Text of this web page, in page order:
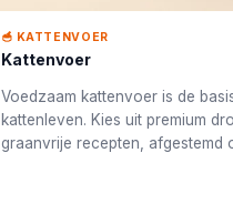
🥣 KATTENVOER
Kattenvoer
Voedzaam kattenvoer is de
kattenleven. Kies uit premium
graanvrije recepten, afgestemd